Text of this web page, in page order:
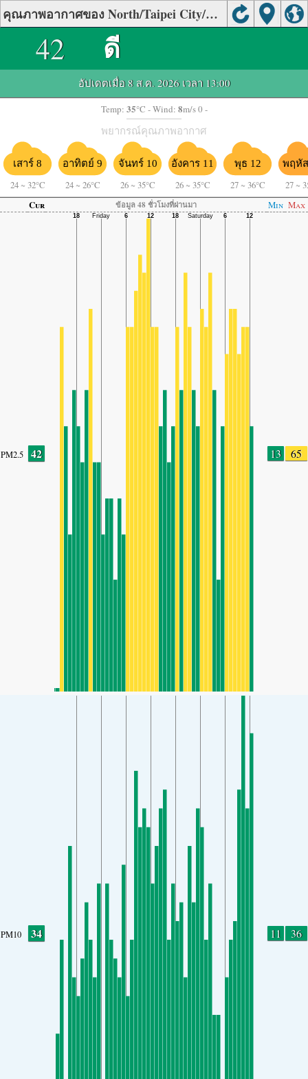
คุณภาพอากาศของ North/Taipei City/Nangang
42 ดี
อัปเดตเมื่อ 8 ส.ค. 2026 เวลา 13:00
Temp: 35°C - Wind: 8m/s 0 -
พยากรณ์คุณภาพอากาศ
เสาร์ 8
24 ~ 32°C
อาทิตย์ 9
24 ~ 26°C
จันทร์ 10
26 ~ 35°C
อังคาร 11
26 ~ 35°C
พุธ 12
27 ~ 36°C
พฤหั
27 ~
Cur
ข้อมูล 48 ชั่วโมงที่ผ่านมา Min Max
PM2.5 42 13 65
PM10 34 11 36